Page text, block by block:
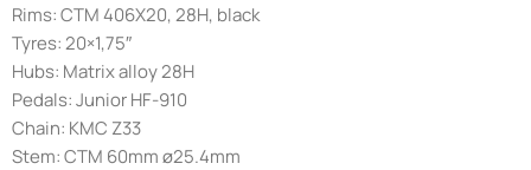
Rims: CTM 406X20, 28H, black
Tyres: 20×1,75″
Hubs: Matrix alloy 28H
Pedals: Junior HF-910
Chain: KMC Z33
Stem: CTM 60mm ø25.4mm